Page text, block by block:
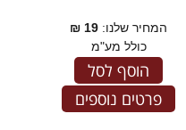
המחיר שלנו: 19
₪
כולל מע"מ
הוסף לסל
פרטים נוספים